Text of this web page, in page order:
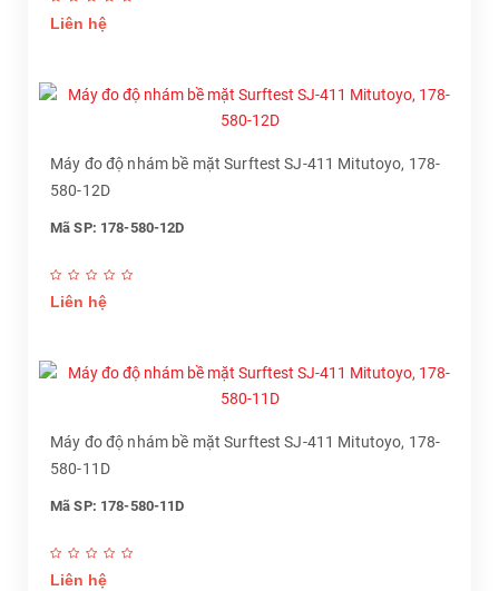
Liên hệ
Máy đo độ nhám bề mặt Surftest SJ-411 Mitutoyo, 178-
580-12D
Mã SP: 178-580-12D
Liên hệ
Máy đo độ nhám bề mặt Surftest SJ-411 Mitutoyo, 178-
580-11D
Mã SP: 178-580-11D
Liên hệ